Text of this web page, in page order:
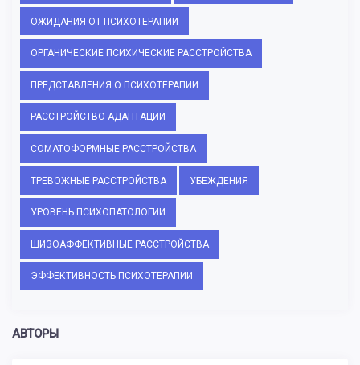
ОЖИДАНИЯ ОТ ПСИХОТЕРАПИИ
ОРГАНИЧЕСКИЕ ПСИХИЧЕСКИЕ РАССТРОЙСТВА
ПРЕДСТАВЛЕНИЯ О ПСИХОТЕРАПИИ
РАССТРОЙСТВО АДАПТАЦИИ
СОМАТОФОРМНЫЕ РАССТРОЙСТВА
ТРЕВОЖНЫЕ РАССТРОЙСТВА УБЕЖДЕНИЯ
УРОВЕНЬ ПСИХОПАТОЛОГИИ
ШИЗОАФФЕКТИВНЫЕ РАССТРОЙСТВА
ЭФФЕКТИВНОСТЬ ПСИХОТЕРАПИИ
АВТОРЫ